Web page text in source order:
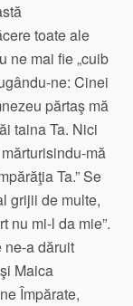
toate ale
ne mai fie „cuib
ne: Cinei
părtaş mă
taina Ta. Nici
mă
Ta.” Se
grijii de multe,
nu mi-l da mie”.
ne-a dăruit
Maica
Împărate,